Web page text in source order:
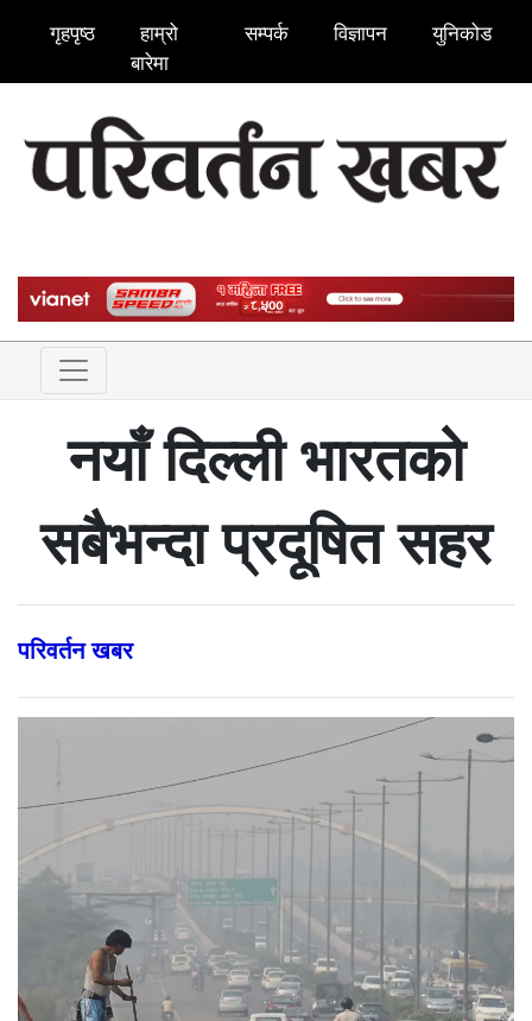
गृहपृष्ठ
हाम्रो
बारेमा
सम्पर्क विज्ञापन युनिकोड
नयाँ दिल्ली भारतको
सबैभन्दा प्रदूषित सहर
परिवर्तन खबर